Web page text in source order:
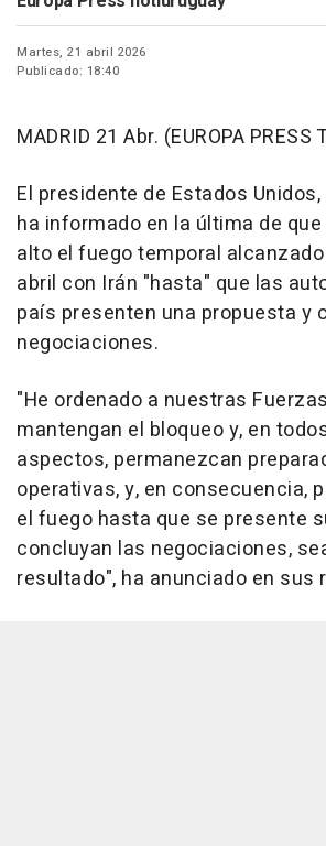
Martes, 21 abril 2026
Publicado: 18:40
MADRID 21 Abr. (EUROPA PRESS
El presidente de Estados Unidos,
ha informado en la última de
alto el fuego temporal
abril con Irán "hasta" que las
país presenten una propuesta y
negociaciones.
"He ordenado a nuestras
mantengan el bloqueo y, en
aspectos, permanezcan
operativas, y, en consecuencia,
el fuego hasta que se presente
concluyan las negociaciones,
resultado", ha anunciado en sus